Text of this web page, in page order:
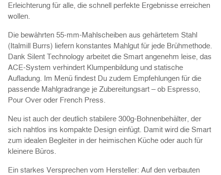
Erleichterung für alle, die schnell perfekte Ergebnisse erreichen
wollen.
Die bewährten 55-mm-Mahlscheiben aus gehärtetem Stahl
(Italmill Burrs) liefern konstantes Mahlgut für jede Brühmethode.
Dank Silent Technology arbeitet die Smart angenehm leise, das
ACE-System verhindert Klumpenbildung und statische
Aufladung. Im Menü findest Du zudem Empfehlungen für die
passende Mahlgradrange je Zubereitungsart – ob Espresso,
Pour Over oder French Press.
Neu ist auch der deutlich stabilere 300g-Bohnenbehälter, der
sich nahtlos ins kompakte Design einfügt. Damit wird die Smart
zum idealen Begleiter in der heimischen Küche oder auch für
kleinere Büros.
Ein starkes Versprechen vom Hersteller: Auf den verbauten